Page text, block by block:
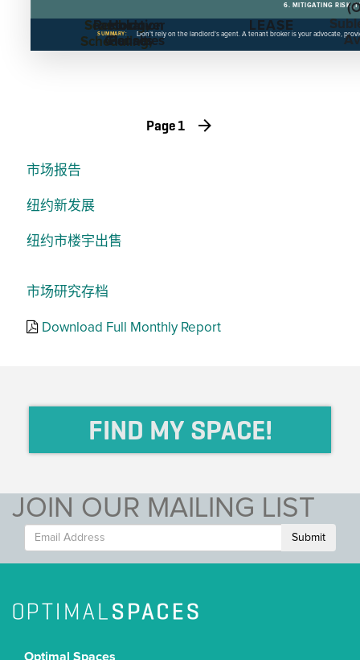
6. MITIGATING RISK
Searching,
Scheduling,
Restoration
Clauses
Holdover
Penalties
LEASE
SUMMARY: Don’t rely on the landlord’s agent. A tenant broker is your advocate,
Page 1
市场报告
纽约新发展
纽约市楼宇出售
市场研究存档
Download Full Monthly Report
FIND MY SPACE!
JOIN OUR MAILING LIST
Submit
Optimal Spaces